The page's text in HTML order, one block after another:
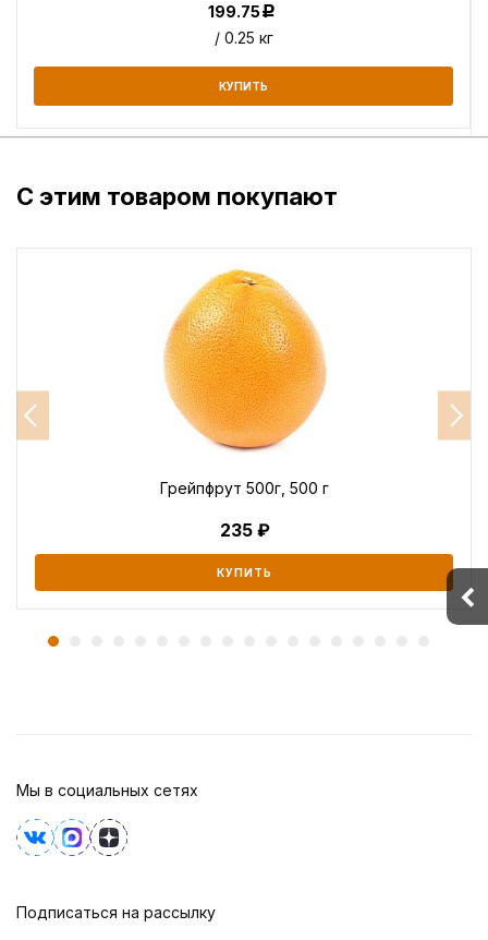
199.75Р
/ 0.25 кг
КУПИТЬ
С этим товаром покупают
Грейпфрут 500г, 500 г
235
КУПИТЬ
Мы в социальных сетях
Подписаться на рассылку